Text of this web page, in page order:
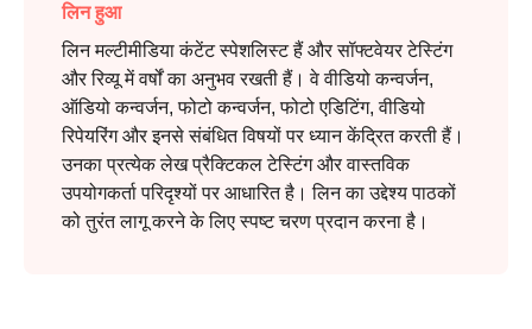
लिन हुआ
लिन मल्टीमीडिया कंटेंट स्पेशलिस्ट हैं और सॉफ्टवेयर टेस्टिंग
और रिव्यू में वर्षों का अनुभव रखती हैं। वे वीडियो कन्वर्जन,
ऑडियो कन्वर्जन, फोटो कन्वर्जन, फोटो एडिटिंग, वीडियो
रिपेयरिंग और इनसे संबंधित विषयों पर ध्यान केंद्रित करती हैं।
उनका प्रत्येक लेख प्रैक्टिकल टेस्टिंग और वास्तविक
उपयोगकर्ता परिदृश्यों पर आधारित है। लिन का उद्देश्य पाठकों
को तुरंत लागू करने के लिए स्पष्ट चरण प्रदान करना है।